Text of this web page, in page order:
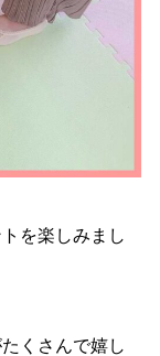
を楽しみまし
くさんで嬉し